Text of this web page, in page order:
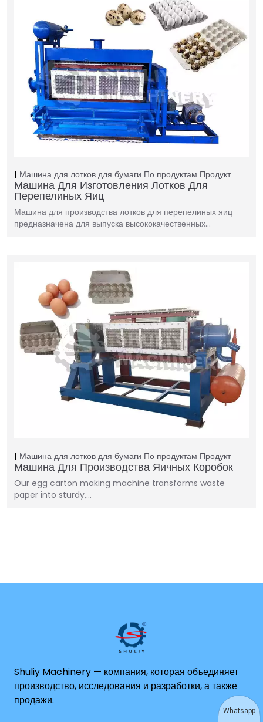
Машина для лотков для бумаги По продуктам Продукт
Машина Для Изготовления Лотков Для
Перепелиных Яиц
Машина для производства лотков для перепелиных яиц
предназначена для выпуска высококачественных…
Машина для лотков для бумаги По продуктам Продукт
Машина Для Производства Яичных Коробок
Our egg carton making machine transforms waste
paper into sturdy,…
Shuliy Machinery — компания, которая объединяет
производство, исследования и разработки, а также
продажи.
Whatsapp